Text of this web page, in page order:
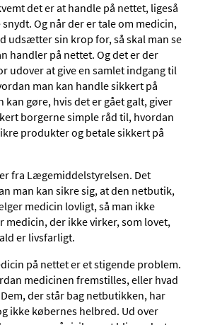
det er at handle på nettet, ligeså
Og når der er tale om medicin,
udsætter sin krop for, så skal man se
handler på nettet. Og det er der
udover at give en samlet indgang til
man kan handle sikkert på
kan gøre, hvis det er gået galt, giver
borgerne simple råd til, hvordan
produkter og betale sikkert på
fra Lægemiddelstyrelsen. Det
man kan sikre sig, at den netbutik,
medicin lovligt, så man ikke
medicin, der ikke virker, som lovet,
er livsfarligt.
på nettet er et stigende problem.
medicinen fremstilles, eller hvad
der står bag netbutikken, har
ikke købernes helbred. Ud over